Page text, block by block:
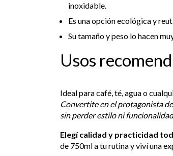
inoxidable.
Es una opción ecológica y
Su tamaño y peso lo hacen
Usos
Ideal para café, té, agua o
Convertite en el protagonista
sin perder estilo ni
Elegí calidad y practicidad
de 750ml a tu rutina y viví una